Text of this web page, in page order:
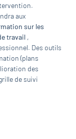
aux
sur les
travail ,
Des outils
(plans
des
de suivi